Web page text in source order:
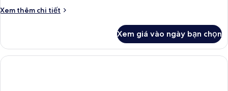
king,
cho
người
Xem thêm chi tiết
Chi
Phòng
Tiêu
chuẩn,
Xem giá vào ngày bạn chọn